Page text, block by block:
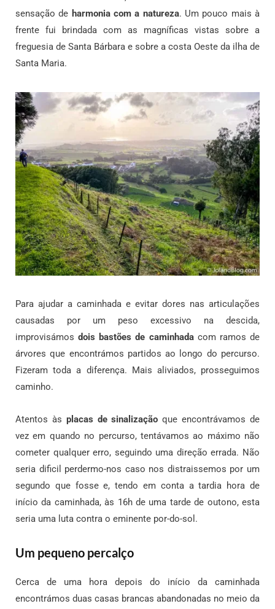
sensação de harmonia com a natureza. Um pouco mais à
frente fui brindada com as magníficas vistas sobre a
freguesia de Santa Bárbara e sobre a costa Oeste da ilha de
Santa Maria.
Para ajudar a caminhada e evitar dores nas articulações
causadas por um peso excessivo na descida,
improvisámosdois bastões de caminhadacom ramos de
árvores que encontrámos partidos ao longo do percurso.
Fizeram toda a diferença. Mais aliviados, prosseguimos
caminho.
Atentos às placas de sinalização que encontrávamos de
vez em quando no percurso, tentávamos ao máximo não
cometer qualquer erro, seguindo uma direção errada. Não
seria dificil perdermo-nos caso nos distraissemos por um
segundo que fosse e, tendo em conta a tardia hora de
início da caminhada, às 16h de uma tarde de outono, esta
seria uma luta contra o eminente por-do-sol.
Um pequeno percalço
Cerca de uma hora depois do início da caminhada
encontrámos duas casas brancas abandonadas no meio da